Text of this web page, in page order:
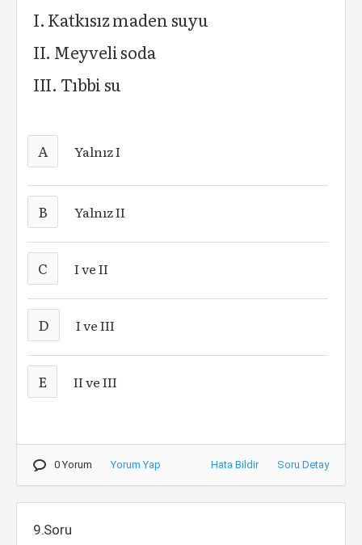
I. Katkısız maden suyu
II. Meyveli soda
III. Tıbbi su
A Yalnız I
B Yalnız II
C I ve II
D I ve III
E II ve III
0 Yorum Yorum Yap Hata Bildir Soru Detay
9.Soru